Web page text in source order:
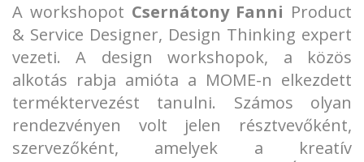
A workshopot Csernátony Fanni Product
& Service Designer, Design Thinking expert
vezeti. A design workshopok, a közös
alkotás rabja amióta a MOME-n elkezdett
terméktervezést tanulni. Számos olyan
rendezvényen volt jelen résztvevőként,
szervezőként, amelyek a kreatív